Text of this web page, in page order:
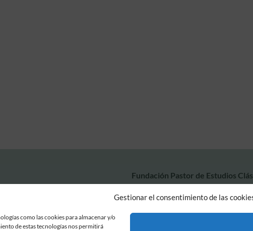
Gestionar el consentimiento de las
como las cookies para almacenar y/o
de estas tecnologías nos permitirá
Fundación Pastor de Estudios
Calle Serrano, 107. Madrid, 28006.
915617236
2026 Todos los derechos reservados © Fundación Pastor.